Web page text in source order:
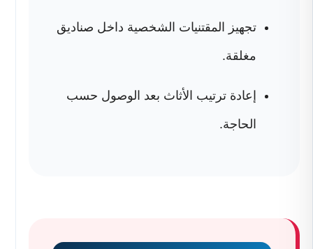
تجهيز المقتنيات الشخصية داخل صناديق
مغلقة.
إعادة ترتيب الأثاث بعد الوصول حسب
الحاجة.